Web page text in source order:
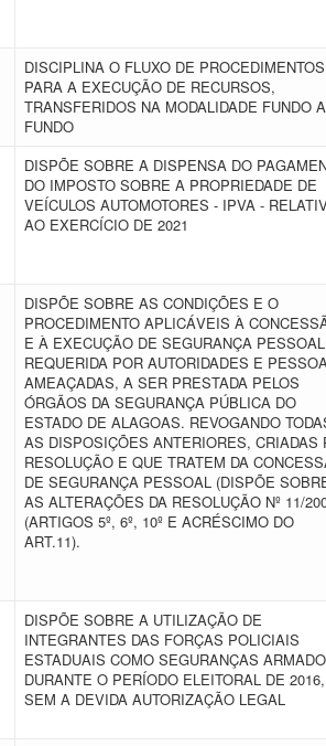
DISCIPLINA O FLUXO DE PROCEDIMENTOS
PARA A EXECUÇÃO DE RECURSOS,
TRANSFERIDOS NA MODALIDADE FUNDO A
FUNDO
DISPÕE SOBRE A DISPENSA DO
DO IMPOSTO SOBRE A PROPRIEDADE DE
VEÍCULOS AUTOMOTORES - IPVA -
AO EXERCÍCIO DE 2021
DISPÕE SOBRE AS CONDIÇÕES E O
PROCEDIMENTO APLICÁVEIS À
E À EXECUÇÃO DE SEGURANÇA PESSOAL
REQUERIDA POR AUTORIDADES E
AMEAÇADAS, A SER PRESTADA PELOS
ÓRGÃOS DA SEGURANÇA PÚBLICA DO
ESTADO DE ALAGOAS. REVOGANDO
AS DISPOSIÇÕES ANTERIORES, CRIADAS
RESOLUÇÃO E QUE TRATEM DA
DE SEGURANÇA PESSOAL (DISPÕE
AS ALTERAÇÕES DA RESOLUÇÃO Nº 11/
(ARTIGOS 5º, 6º, 10º E ACRÉSCIMO DO
ART.11).
DISPÕE SOBRE A UTILIZAÇÃO DE
INTEGRANTES DAS FORÇAS POLICIAIS
ESTADUAIS COMO SEGURANÇAS
DURANTE O PERÍODO ELEITORAL DE 2016,
SEM A DEVIDA AUTORIZAÇÃO LEGAL